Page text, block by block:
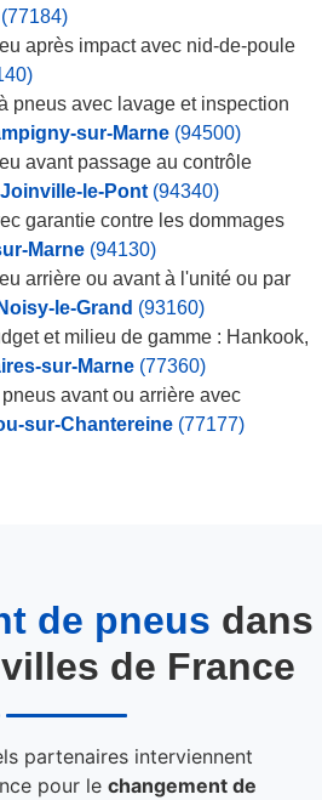
(77184)
après impact avec nid-de-poule
pneus avec lavage et inspection
sur-Marne (94500)
avant passage au contrôle
Joinville-le-Pont (94340)
garantie contre les dommages
Marne (94130)
arrière ou avant à l'unité ou par
Noisy-le-Grand (93160)
et milieu de gamme : Hankook,
sur-Marne (77360)
avant ou arrière avec
sur-Chantereine (77177)
de pneus dans
de France
partenaires interviennent
pour lechangement de